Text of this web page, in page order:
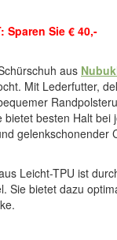
Handelsgesellschaft
Sparen Sie € 40,-
aus
Mit Lederfutter,
bietet besten Halt bei
gelenkschonender
Leicht-TPU ist
Sie bietet dazu